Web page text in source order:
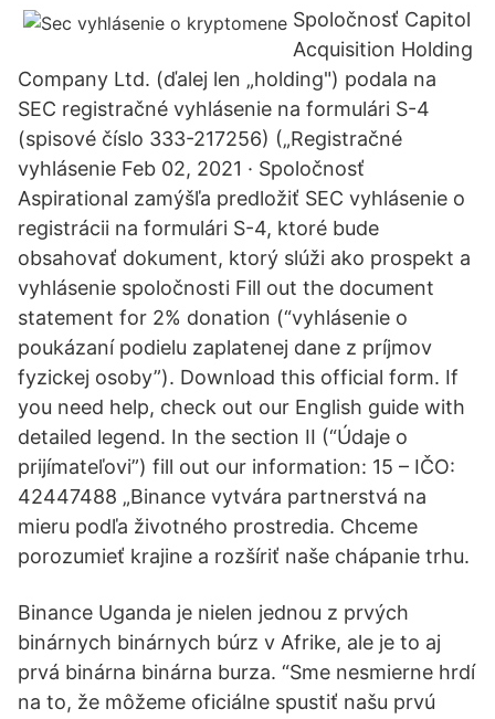
Spoločnosť Capitol
Acquisition Holding
Company Ltd. (ďalej len „holding") podala na
SEC registračné vyhlásenie na formulári S-4
(spisové číslo 333-217256) („Registračné
vyhlásenie Feb 02, 2021 · Spoločnosť
Aspirational zamýšľa predložiť SEC vyhlásenie o
registrácii na formulári S-4, ktoré bude
obsahovať dokument, ktorý slúži ako prospekt a
vyhlásenie spoločnosti Fill out the document
statement for 2% donation (“vyhlásenie o
poukázaní podielu zaplatenej dane z príjmov
fyzickej osoby”). Download this official form. If
you need help, check out our English guide with
detailed legend. In the section II (“Údaje o
prijímateľovi”) fill out our information: 15 – IČO:
42447488 „Binance vytvára partnerstvá na
mieru podľa životného prostredia. Chceme
porozumieť krajine a rozšíriť naše chápanie trhu.
Binance Uganda je nielen jednou z prvých
binárnych binárnych búrz v Afrike, ale je to aj
prvá binárna binárna burza. “Sme nesmierne hrdí
na to, že môžeme oficiálne spustiť našu prvú